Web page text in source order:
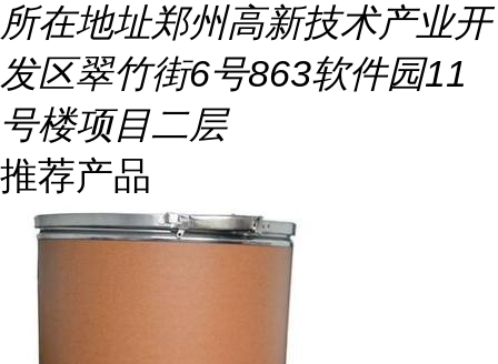
所在地址郑州高新技术产业开
发区翠竹街6号863软件园11
号楼项目二层
推荐产品